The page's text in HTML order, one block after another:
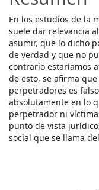
En los estudios de la
suele dar relevancia
asumir, que lo dicho
de verdad y que no
contrario estaríamos
de esto, se afirma
perpetradores es
absolutamente en lo
perpetrador ni
punto de vista
social que se llama